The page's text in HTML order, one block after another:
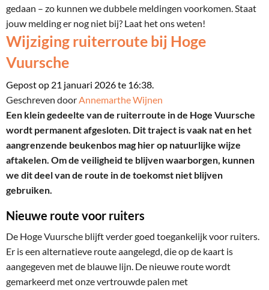
gedaan – zo kunnen we dubbele meldingen voorkomen. Staat
jouw melding er nog niet bij? Laat het ons weten!
Wijziging ruiterroute bij Hoge
Vuursche
Gepost op 21 januari 2026 te 16:38.
Geschreven doorAnnemarthe Wijnen
Een klein gedeelte van de ruiterroute in de Hoge Vuursche
wordt permanent afgesloten. Dit traject is vaak nat en het
aangrenzende beukenbos mag hier op natuurlijke wijze
aftakelen. Om de veiligheid te blijven waarborgen, kunnen
we dit deel van de route in de toekomst niet blijven
gebruiken.
Nieuwe route voor ruiters
De Hoge Vuursche blijft verder goed toegankelijk voor ruiters.
Er is een alternatieve route aangelegd, die op de kaart is
aangegeven met de blauwe lijn. De nieuwe route wordt
gemarkeerd met onze vertrouwde palen met